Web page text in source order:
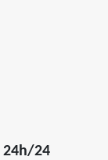
24h/24